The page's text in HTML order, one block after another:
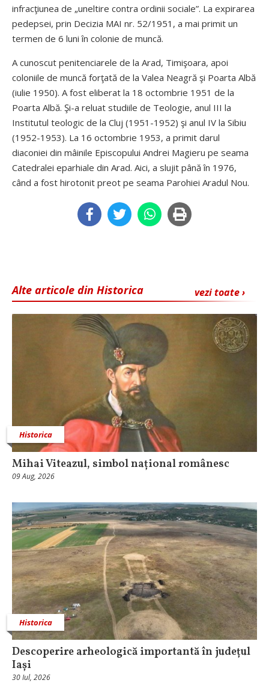
infracţiunea de „uneltire contra ordinii sociale”. La expirarea
pedepsei, prin Decizia MAI nr. 52/1951, a mai primit un
termen de 6 luni în colonie de muncă.
A cunoscut penitenciarele de la Arad, Timişoara, apoi
coloniile de muncă forţată de la Valea Neagră şi Poarta Albă
(iulie 1950). A fost eliberat la 18 octombrie 1951 de la
Poarta Albă. Şi-a reluat studiile de Teologie, anul III la
Institutul teologic de la Cluj (1951-1952) şi anul IV la Sibiu
(1952-1953). La 16 octombrie 1953, a primit darul
diaconiei din mâinile Episcopului Andrei Magieru pe seama
Catedralei eparhiale din Arad. Aici, a slujit până în 1976,
când a fost hirotonit preot pe seama Parohiei Aradul Nou.
vezi toate ›
Alte articole din Historica
Historica
Mihai Viteazul, simbol național românesc
09 Aug, 2026
Historica
Descoperire arheologică importantă în județul
Iași
30 Iul, 2026